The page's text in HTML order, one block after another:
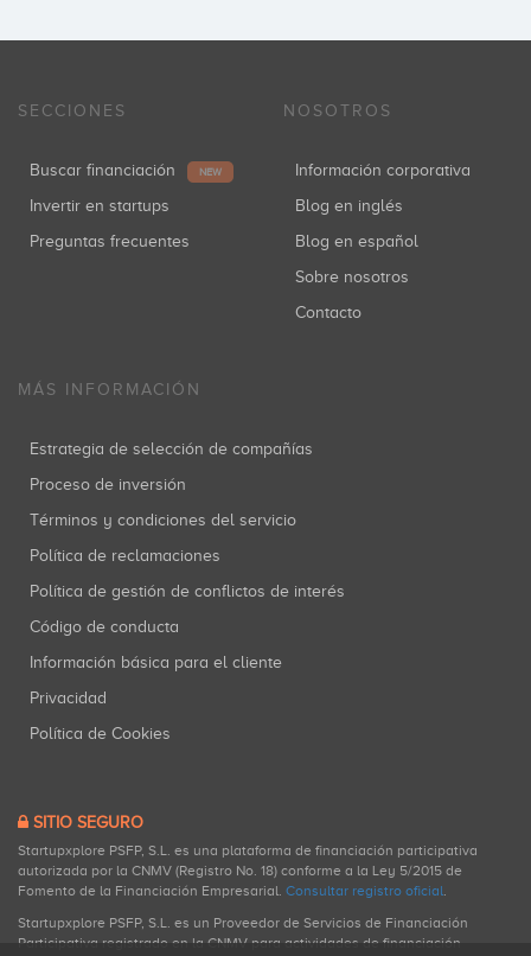
SECCIONES
Buscar financiación NEW
Invertir en startups
Preguntas frecuentes
NOSOTROS
Información corporativa
Blog en inglés
Blog en español
Sobre nosotros
Contacto
MÁS INFORMACIÓN
Estrategia de selección de compañías
Proceso de inversión
Términos y condiciones del servicio
Política de reclamaciones
Política de gestión de conflictos de interés
Código de conducta
Información básica para el cliente
Privacidad
Política de Cookies
SITIO SEGURO
Startupxplore PSFP, S.L. es una plataforma de financiación participativa
autorizada por la CNMV (Registro No. 18) conforme a la Ley 5/2015 de
Fomento de la Financiación Empresarial. Consultar registro oficial.
Startupxplore PSFP, S.L. es un Proveedor de Servicios de Financiación
Participativa registrado en la CNMV para actividades de financiación